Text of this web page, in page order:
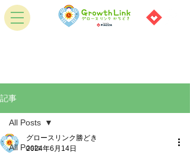
記事
All Posts
All Posts
グロースリンク勝どき
2024年6月14日